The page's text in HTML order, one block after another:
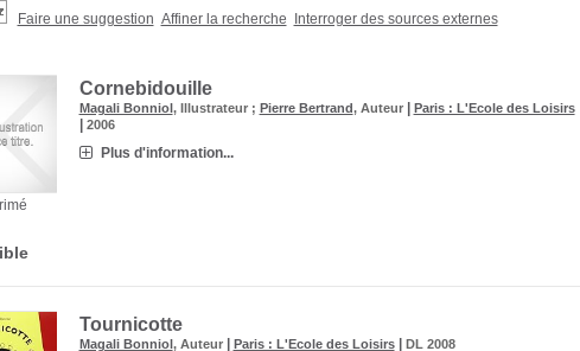
Faire une suggestion Affiner la recherche Interroger des sources externes
Cornebidouille
Magali Bonniol, Illustrateur ; Pierre Bertrand, Auteur Paris : L'Ecole des Loisirs
2006
Plus d'information...
Tournicotte
Magali Bonniol, Auteur Paris : L'Ecole des Loisirs| DL 2008